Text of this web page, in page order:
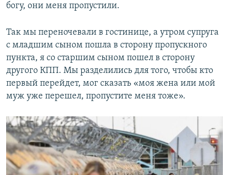
богу, они меня пропустили.
Так мы переночевали в гостинице, а утром супруга
с младшим сыном пошла в сторону пропускного
пункта, я со старшим сыном пошел в сторону
другого КПП. Мы разделились для того, чтобы кто
первый перейдет, мог сказать «моя жена или мой
муж уже перешел, пропустите меня тоже».